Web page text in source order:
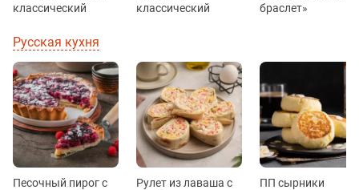
классический
классический
браслет»
Русская кухня
Песочный пирог с
Рулет из лаваша с
ПП сырники